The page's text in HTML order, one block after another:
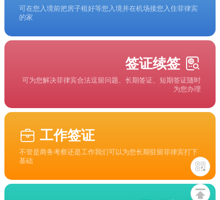
可在您入境前把房子租好等您入境并在机场接您入住菲律宾
的家
签证续签
可为您解决菲律宾合法逗留问题、长期签证、短期签证随时
为您办理
工作签证
不管是商务考察还是工作我们可以为您长期驻留菲律宾打下
基础